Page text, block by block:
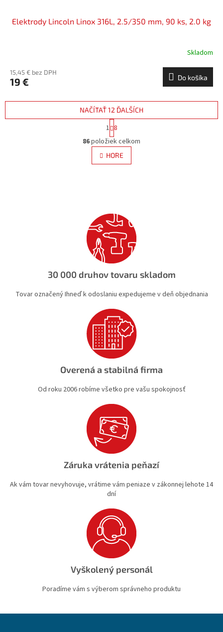
Elektrody Lincoln Linox 316L, 2.5/350 mm, 90 ks, 2.0 kg
Skladom
15,45 € bez DPH
19 € Do košíka
O
v
l
á
e
p
r
v
k
ý
i
s
u
NAČÍTAŤ 12 ĎALŠÍCH
S
t
r
á
n
k
e
1 8
86položiek celkom
HORE
30 000 druhov tovaru skladom
Tovar označený Ihneď k odoslaniu expedujeme v deň objednania
Overená a stabilná firma
Od roku 2006 robíme všetko pre vašu spokojnosť
Záruka vrátenia peňazí
Ak vám tovar nevyhovuje, vrátime vám peniaze v zákonnej lehote 14
dní
Vyškolený personál
Poradíme vám s výberom správneho produktu